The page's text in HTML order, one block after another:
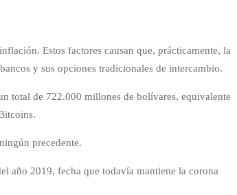
Estos factores causan que, prácticamente, la
y sus opciones tradicionales de intercambio.
total de 722.000 millones de bolívares, equivalente
precedente.
año 2019, fecha que todavía mantiene la corona